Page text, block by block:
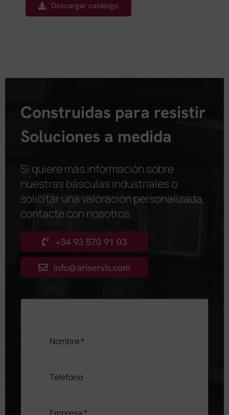
Descargar catálogo
Construidas para resistir
Soluciones a medida
Si quiere más información sobre
nuestras básculas industriales o
solicitar una valoración personalizada,
contacte con nosotros.
+34 93 570 91 03
info@ariservis.com